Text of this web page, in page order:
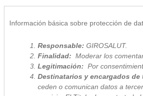
Información básica sobre protección de
Responsable: GIROSALUT.
Finalidad: Moderar los
Legitimación: Por
Destinatarios y encargados de
ceden o comunican datos a